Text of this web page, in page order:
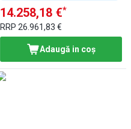
14.258,18 €*
RRP26.961,83 €
Adaugă in coş